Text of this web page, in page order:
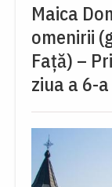
Maica
omenirii
Față) –
ziua a 6-a